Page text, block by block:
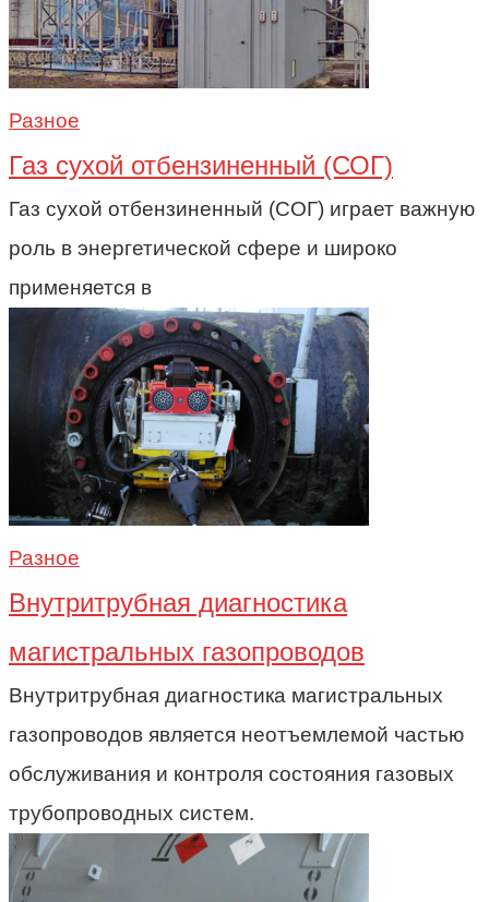
Разное
Газ сухой отбензиненный (СОГ)
Газ сухой отбензиненный (СОГ) играет важную
роль в энергетической сфере и широко
применяется в
Разное
Внутритрубная диагностика
магистральных газопроводов
Внутритрубная диагностика магистральных
газопроводов является неотъемлемой частью
обслуживания и контроля состояния газовых
трубопроводных систем.